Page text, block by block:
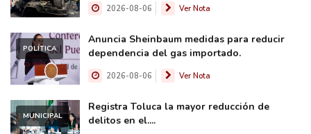
2026-08-06 Ver Nota
POLÍTICA
Anuncia Sheinbaum medidas para reducir
dependencia del gas importado.
2026-08-06 Ver Nota
MUNICIPAL
Registra Toluca la mayor reducción de
delitos en el....